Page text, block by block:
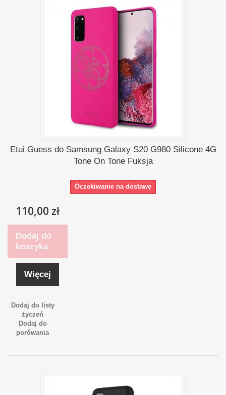
Etui Guess do Samsung Galaxy S20 G980 Silicone 4G
Tone On Tone Fuksja
Oczekiwanie na dostawę
110,00 zł
Dodaj do
koszyka
Więcej
Dodaj do listy
życzeń
Dodaj do
porówania